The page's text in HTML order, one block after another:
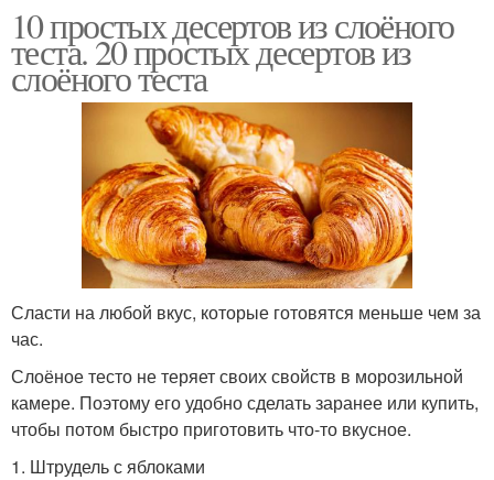
10 простых десертов из слоёного
теста. 20 простых десертов из
слоёного теста
Сласти на любой вкус, которые готовятся меньше чем за
час.
Слоёное тесто не теряет своих свойств в морозильной
камере. Поэтому его удобно сделать заранее или купить,
чтобы потом быстро приготовить что-то вкусное.
1. Штрудель с яблоками